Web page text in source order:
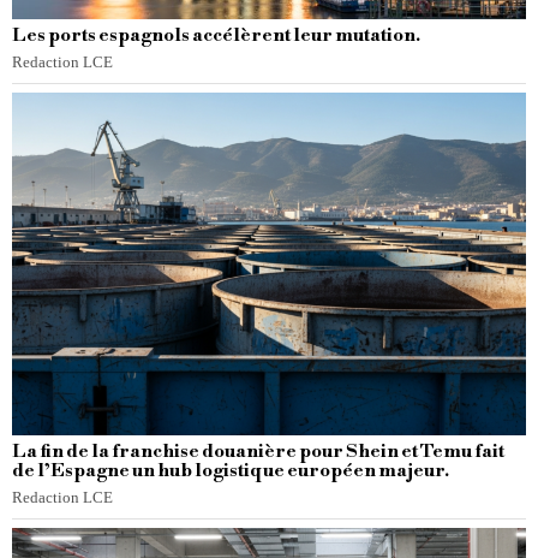
Les ports espagnols accélèrent leur mutation.
Redaction LCE
La fin de la franchise douanière pour Shein et Temu fait
de l’Espagne un hub logistique européen majeur.
Redaction LCE